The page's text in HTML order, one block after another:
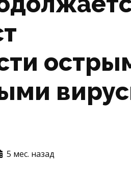
5 мес. назад